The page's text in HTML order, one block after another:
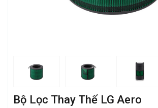
Bộ Lọc Thay Thế LG Aero